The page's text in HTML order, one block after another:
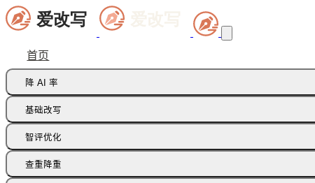
首页
降 AI 率
痕迹橡皮擦
多语种降痕
基础改写
同义词替换
智评优化
批注智改
查重降重